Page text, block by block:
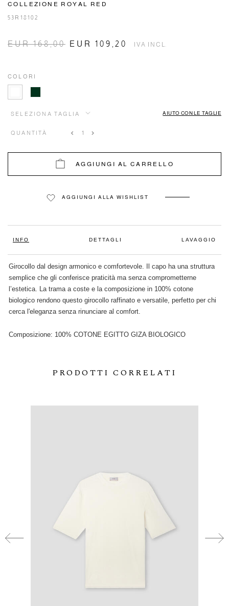
COLLEZIONE ROYAL RED
53R18102
EUR 168,00 EUR 109,20 IVA INCL.
COLORI
SELEZIONA TAGLIA AIUTO CON LE TAGLIE
QUANTITÀ
AGGIUNGI AL CARRELLO
AGGIUNGI ALLA WISHLIST
INFO DETTAGLI LAVAGGIO
Girocollo dal design armonico e comfortevole. Il capo ha una struttura
semplice che gli conferisce praticità ma senza comprometterne
l’estetica. La trama a coste e la composizione in 100% cotone
biologico rendono questo girocollo raffinato e versatile, perfetto per chi
cerca l'eleganza senza rinunciare al comfort.
Composizione: 100% COTONE EGITTO GIZA BIOLOGICO
PRODOTTI CORRELATI